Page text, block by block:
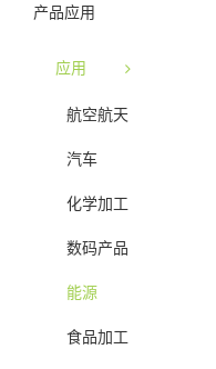
产品应用
应用
航空航天
汽车
化学加工
数码产品
能源
食品加工